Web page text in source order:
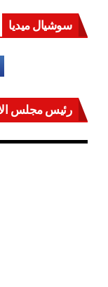
سوشيال ميديا
رئيس مجلس
مصر تعيد للعالم